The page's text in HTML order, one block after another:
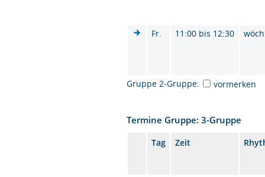
Fr. 11:00 bis 12:30
Gruppe 2-Gruppe: vormerken
Termine Gruppe: 3-Gruppe
Tag Zeit